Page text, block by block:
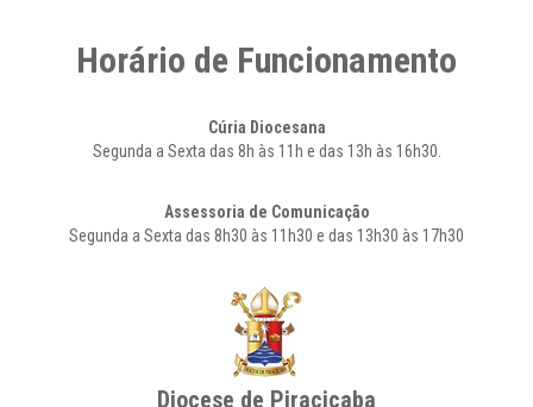
Horário de Funcionamento
Cúria Diocesana
Segunda a Sexta das 8h às 11h e das 13h às 16h30.
Assessoria de Comunicação
Segunda a Sexta das 8h30 às 11h30 e das 13h30 às 17h30
Diocese de Piracicaba